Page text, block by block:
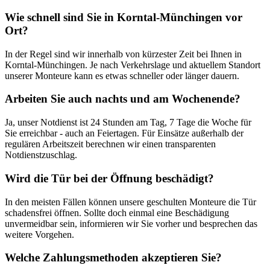
Wie schnell sind Sie in Korntal-Münchingen vor
Ort?
In der Regel sind wir innerhalb von kürzester Zeit bei Ihnen in
Korntal-Münchingen. Je nach Verkehrslage und aktuellem Standort
unserer Monteure kann es etwas schneller oder länger dauern.
Arbeiten Sie auch nachts und am Wochenende?
Ja, unser Notdienst ist 24 Stunden am Tag, 7 Tage die Woche für
Sie erreichbar - auch an Feiertagen. Für Einsätze außerhalb der
regulären Arbeitszeit berechnen wir einen transparenten
Notdienstzuschlag.
Wird die Tür bei der Öffnung beschädigt?
In den meisten Fällen können unsere geschulten Monteure die Tür
schadensfrei öffnen. Sollte doch einmal eine Beschädigung
unvermeidbar sein, informieren wir Sie vorher und besprechen das
weitere Vorgehen.
Welche Zahlungsmethoden akzeptieren Sie?